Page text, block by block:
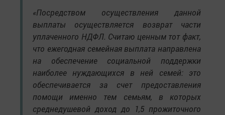
«Посредством осуществления данной
выплаты осуществляется возврат части
уплаченного НДФЛ. Считаю ценным тот факт,
что ежегодная семейная выплата направлена
на обеспечение социальной поддержки
наиболее нуждающихся в ней семей: это
обеспечивается за счет предоставления
помощи именно тем семьям, в которых
среднедушевой доход до 1,5 прожиточного